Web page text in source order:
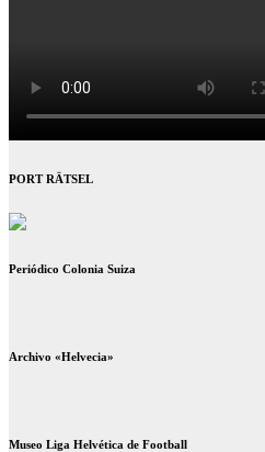
PORT RÄTSEL
Periódico Colonia Suiza
Archivo «Helvecia»
Museo Liga Helvética de Football